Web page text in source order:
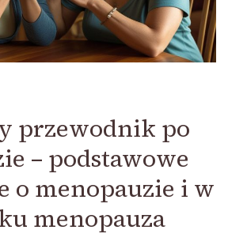
przewodnik po
– podstawowe
o menopauzie i w
menopauza